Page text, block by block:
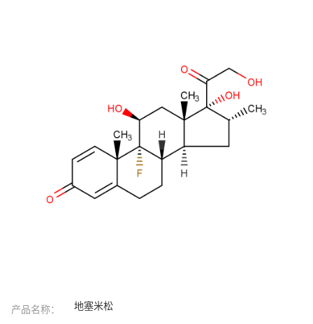
产品名称： 地塞米松